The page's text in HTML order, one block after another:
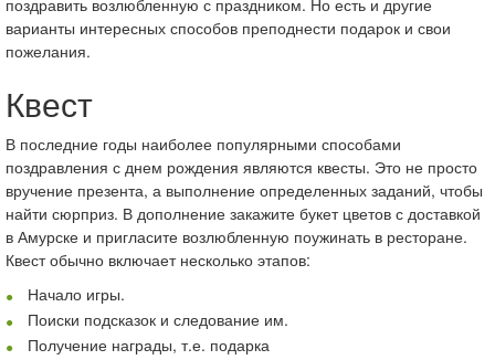
варианты интересных способов преподнести подарок и свои
пожелания.
Квест
В последние годы наиболее популярными способами
поздравления с днем рождения являются квесты. Это не просто
вручение презента, а выполнение определенных заданий, чтобы
найти сюрприз. В дополнение закажите букет цветов с доставкой
в Амурске и пригласите возлюбленную поужинать в ресторане.
Квест обычно включает несколько этапов:
Начало игры.
Поиски подсказок и следование им.
Получение награды, т.е. подарка